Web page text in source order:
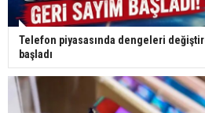
Telefon piyasasında dengeleri
başladı